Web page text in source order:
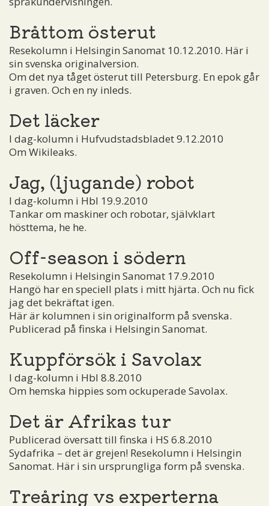
Bråttom österut
Resekolumn i Helsingin Sanomat 10.12.2010. Här i
sin svenska originalversion.
Om det nya tåget österut till Petersburg. En epok går
i graven. Och en ny inleds.
Det läcker
I dag-kolumn i Hufvudstadsbladet 9.12.2010
Om Wikileaks.
Jag, (ljugande) robot
I dag-kolumn i Hbl 19.9.2010
Tankar om maskiner och robotar, självklart
hösttema, he he.
Off-season i södern
Resekolumn i Helsingin Sanomat 17.9.2010
Hangö har en speciell plats i mitt hjärta. Och nu fick
jag det bekräftat igen.
Här är kolumnen i sin originalform på svenska.
Publicerad på finska i Helsingin Sanomat.
Kuppförsök i Savolax
I dag-kolumn i Hbl 8.8.2010
Om hemska hippies som ockuperade Savolax.
Det är Afrikas tur
Publicerad översatt till finska i HS 6.8.2010
Sydafrika – det är grejen! Resekolumn i Helsingin
Sanomat. Här i sin ursprungliga form på svenska.
Treåring vs experterna